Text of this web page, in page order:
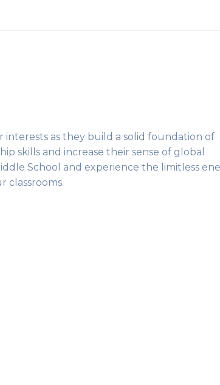
as they build a solid foundation of
skills and increase their sense of global
School and experience the limitless
classrooms.